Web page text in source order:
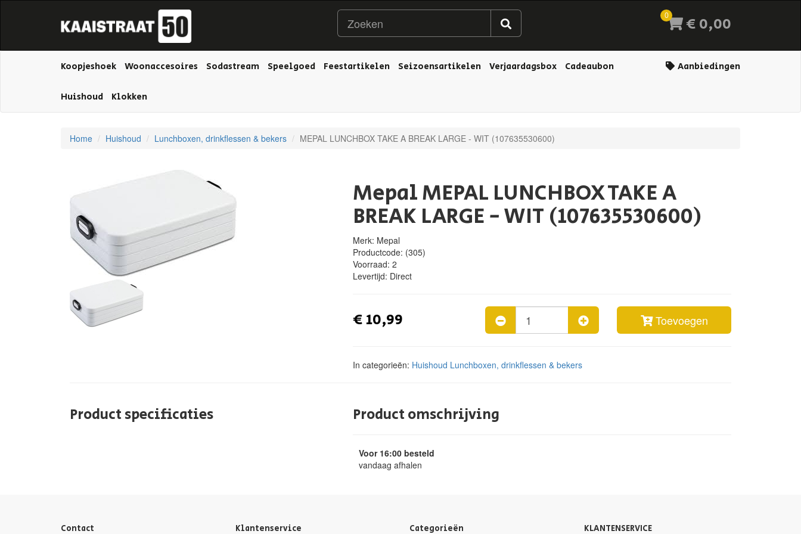
€ 0,00
0
Aanbiedingen
Koopjeshoek Woonaccesoires Sodastream Speelgoed Feestartikelen Seizoensartikelen Verjaardagsbox Cadeaubon
Huishoud Klokken
Home Huishoud Lunchboxen, drinkflessen & bekers MEPAL LUNCHBOX TAKE A BREAK LARGE - WIT (107635530600)
Mepal MEPAL LUNCHBOX TAKE A
BREAK LARGE - WIT (107635530600)
Merk: Mepal
Productcode: (305)
Voorraad: 2
Levertijd: Direct
€ 10,99 Toevoegen
In categorieën: Huishoud Lunchboxen, drinkflessen & bekers
Product specificaties Product omschrijving
Voor 16:00 besteld
vandaag afhalen
Contact Klantenservice Categorieën KLANTENSERVICE